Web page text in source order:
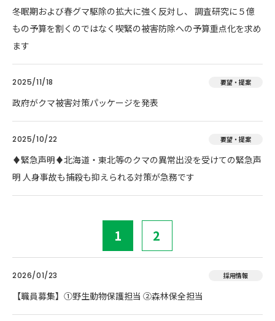
冬眠期および春グマ駆除の拡大に強く反対し、 調査研究に５億
もの予算を割くのではなく喫緊の被害防除への予算重点化を求め
ます
2025/11/18 要望・提案
政府がクマ被害対策パッケージを発表
2025/10/22 要望・提案
♦️緊急声明♦️北海道・東北等のクマの異常出没を受けての緊急声
明 人身事故も捕殺も抑えられる対策が急務です
1 2
2026/01/23 採用情報
【職員募集】①野生動物保護担当 ②森林保全担当